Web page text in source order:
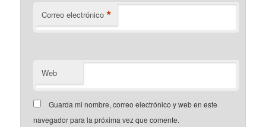
Correo electrónico *
Web
Guarda mi nombre, correo electrónico y web en este
navegador para la próxima vez que comente.